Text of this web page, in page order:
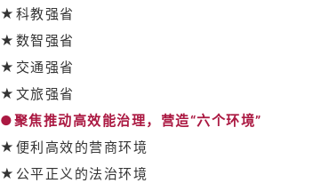
★科教强省
★数智强省
★交通强省
★文旅强省
●聚焦推动高效能治理，营造“六个环境”
★便利高效的营商环境
★公平正义的法治环境